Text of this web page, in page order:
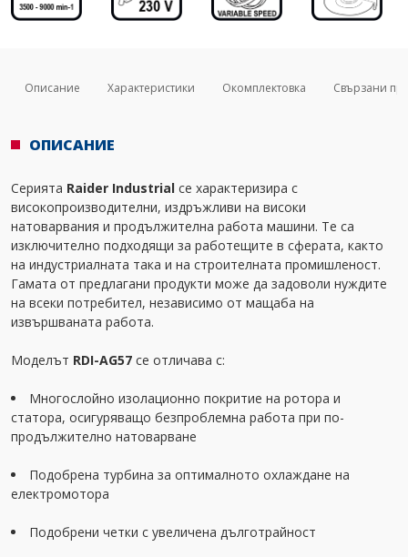
Описание Характеристики Окомплектовка Свързани
ОПИСАНИЕ
Серията Raider Industrial се характеризира с
високопроизводителни, издръжливи на високи
натоварвания и продължителна работа машини. Те са
изключително подходящи за работещите в сферата, както
на индустриалната така и на строителната промишленост.
Гамата от предлагани продукти може да задоволи нуждите
на всеки потребител, независимо от мащаба на
извършваната работа.
Моделът RDI-AG57 се отличава с:
Многослойно изолационно покритие на ротора и
статора, осигуряващо безпроблемна работа при по-
продължително натоварване
Подобрена турбина за оптималното охлаждане на
електромотора
Подобрени четки с увеличена дълготрайност